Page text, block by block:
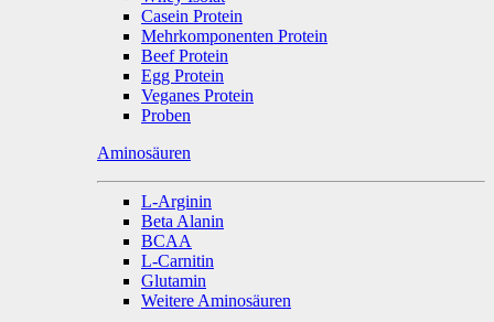
Casein Protein
Mehrkomponenten Protein
Beef Protein
Egg Protein
Veganes Protein
Proben
Aminosäuren
L-Arginin
Beta Alanin
BCAA
L-Carnitin
Glutamin
Weitere Aminosäuren